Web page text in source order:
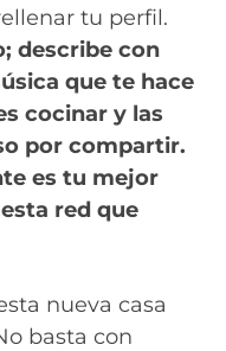
tu perfil.
describe con
que te hace
cocinar y las
por compartir.
es tu mejor
red que
nueva casa
basta con